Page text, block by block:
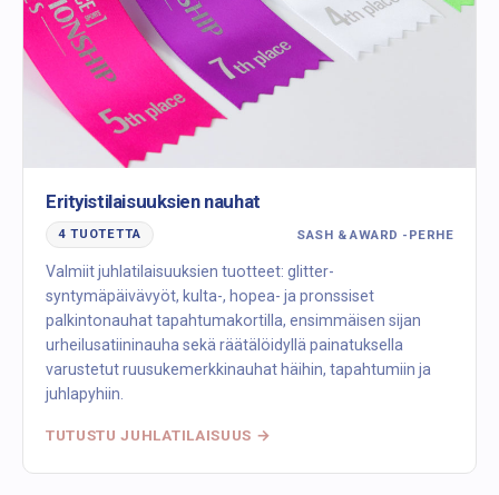
Erityistilaisuuksien nauhat
4 TUOTETTA SASH & AWARD -PERHE
Valmiit juhlatilaisuuksien tuotteet: glitter-
syntymäpäivävyöt, kulta-, hopea- ja pronssiset
palkintonauhat tapahtumakortilla, ensimmäisen sijan
urheilusatiininauha sekä räätälöidyllä painatuksella
varustetut ruusukemerkkinauhat häihin, tapahtumiin ja
juhlapyhiin.
TUTUSTU JUHLATILAISUUS